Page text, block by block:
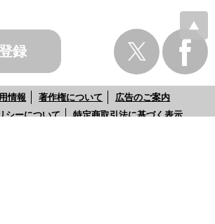
録
情報 著作権について
広告のご案内
シーについて
特定商取引法に基づく表示